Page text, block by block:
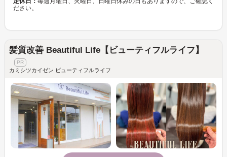
ださい。
髪質改善 Beautiful Life【ビューティフルライフ】
カミシツカイゼン ビューティフルライフ